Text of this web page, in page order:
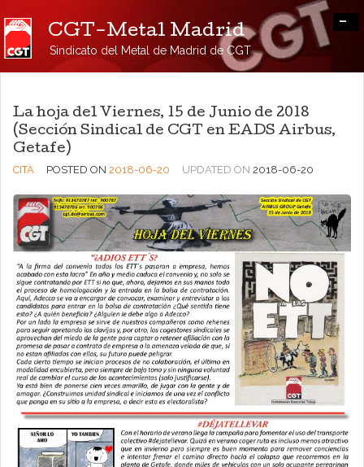
CGT-Metal Madrid
Sindicato del Metal de Madrid de CGT
-
La hoja del Viernes, 15 de Junio de 2018
(Sección Sindical de CGT en EADS Airbus,
Getafe)
CITA POSTED ON 2018-06-20 UPDATED ON 2018-06-20